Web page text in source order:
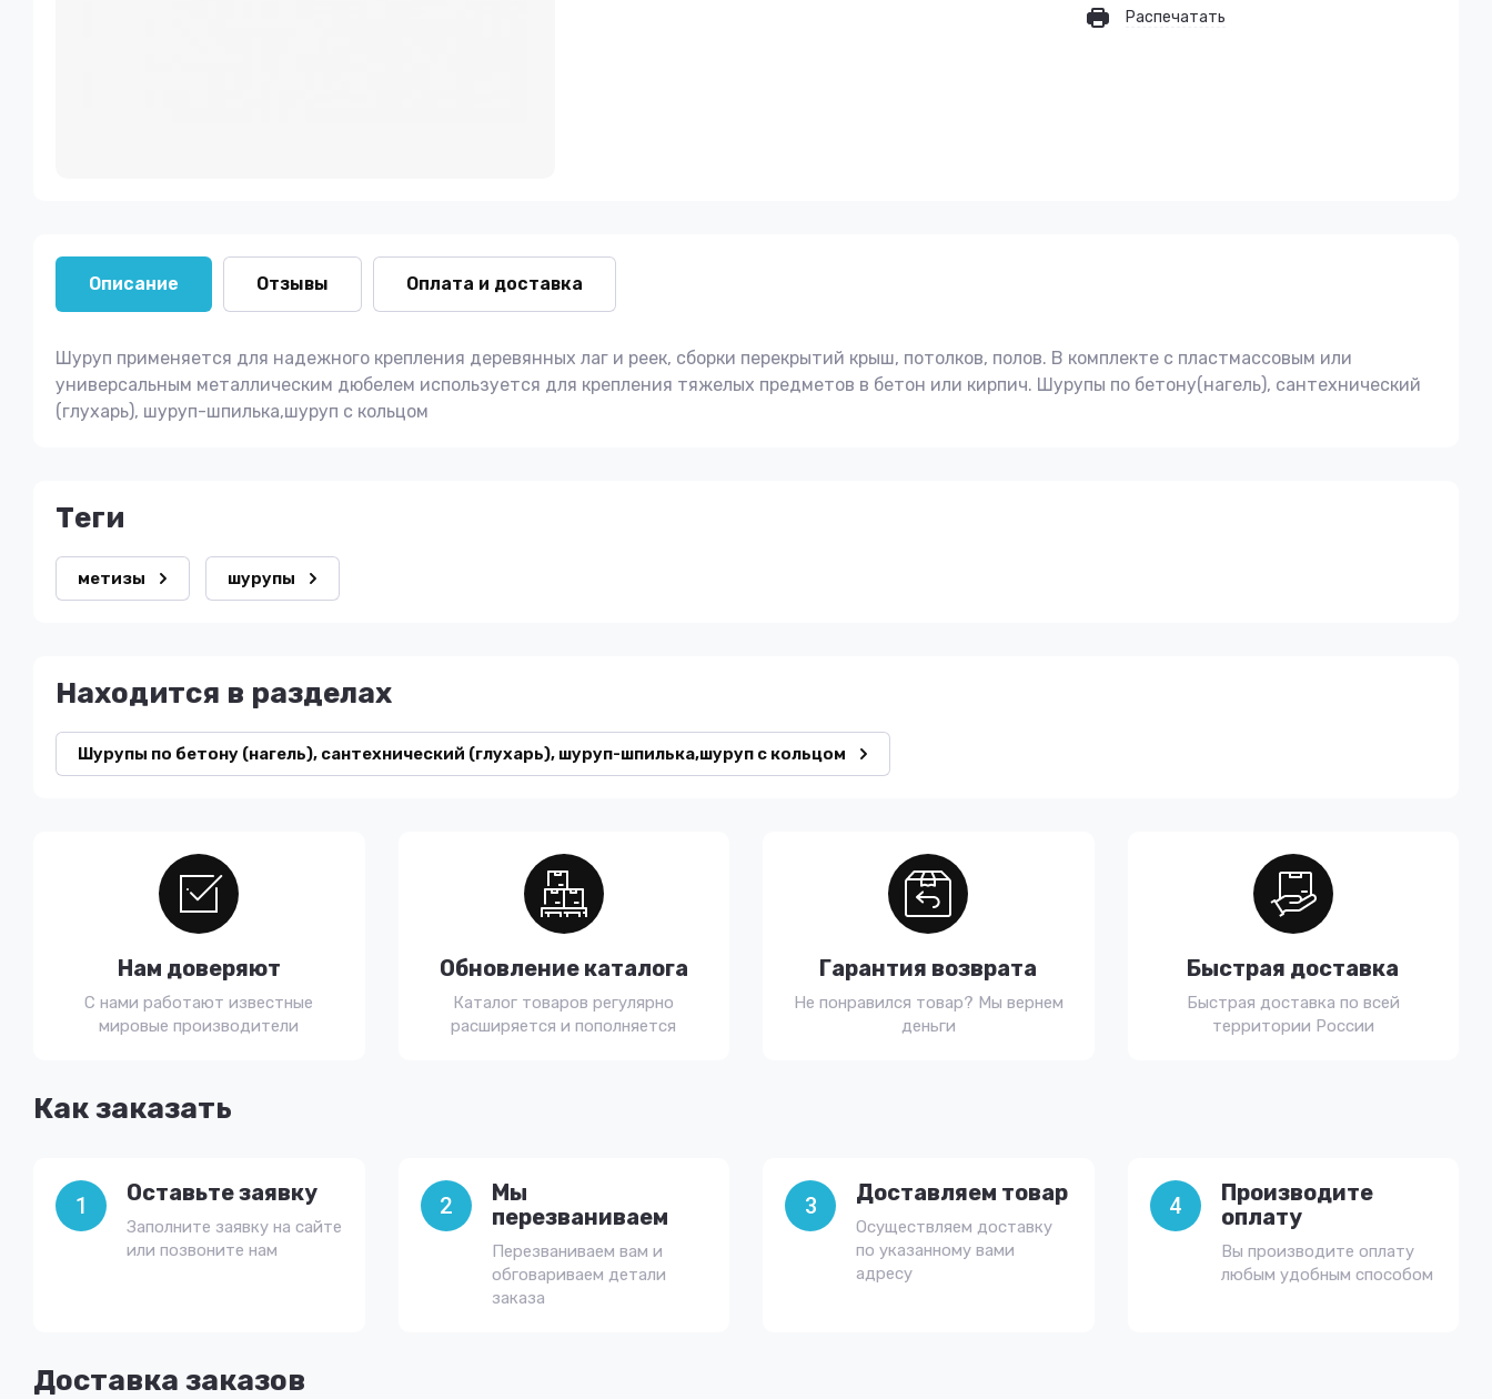
Распечатать
Описание Отзывы Оплата и доставка
Шуруп применяется для надежного крепления деревянных лаг и реек, сборки перекрытий крыш, потолков, полов. В комплекте с пластмассовым или
универсальным металлическим дюбелем используется для крепления тяжелых предметов в бетон или кирпич. Шурупы по бетону(нагель), сантехнический
(глухарь), шуруп-шпилька,шуруп с кольцом
теги
метизы шурупы
Находится в разделах
Шурупы по бетону (нагель), сантехнический (глухарь), шуруп-шпилька,шуруп с кольцом
Доставка заказов
Как заказать
1 Оставьте заявку
Заполните заявку на сайте
или позвоните нам
2
Мы
перезваниваем
Перезваниваем вам и
обговариваем детали
заказа
3 Доставляем товар
Осуществляем доставку
по указанному вами
адресу
4
Производите
оплату
Вы производите оплату
любым удобным способом
Нам доверяют
С нами работают известные
мировые производители
Обновление каталога
Каталог товаров регулярно
расширяется и пополняется
Гарантия возврата
Не понравился товар? Мы вернем
деньги
Быстрая доставка
Быстрая доставка по всей
территории России